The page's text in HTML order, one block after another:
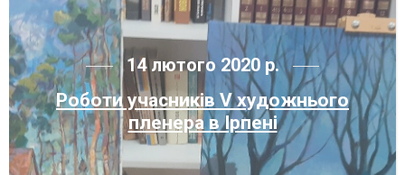
14 лютого 2020 р.
Роботи учасників V художнього
пленера в Ірпені